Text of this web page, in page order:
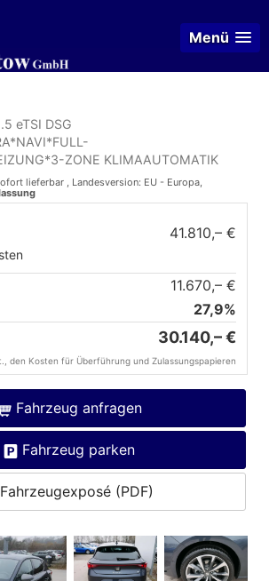
Menü
eTSI DSG
ZONE KLIMAAUTOMATIK
lieferbar , Landesversion: EU - Europa,
41.810,– €
11.670,– €
27,9%
30.140,– €
den Kosten für Überführung und Zulassungspapieren
Fahrzeug anfragen
Fahrzeug parken
(PDF)